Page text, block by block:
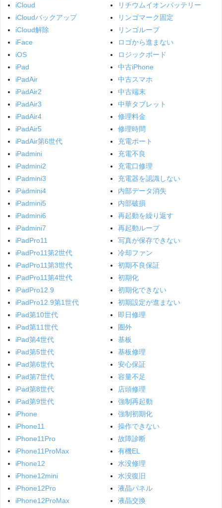
iCloud
iCloudバックアップ
iCloud解除
iFace
iOS
iPad
iPadAir
iPadAir2
iPadAir3
iPadAir4
iPadAir5
iPadAir第6世代
iPadmini
iPadmini2
iPadmini3
iPadmini4
iPadmini5
iPadmini6
iPadmini7
iPadPro11
iPadPro11第2世代
iPadPro11第3世代
iPadPro11第4世代
iPadPro12.9
iPadPro12.9第1世代
iPad第10世代
iPad第11世代
iPad第4世代
iPad第5世代
iPad第6世代
iPad第7世代
iPad第8世代
iPad第9世代
iPhone
iPhone11
iPhone11Pro
iPhone11ProMax
iPhone12
iPhone12mini
iPhone12Pro
iPhone12ProMax
リチウムイオンバッテリー
リンゴマーク固定
リンゴループ
ロゴから進まない
ロジックボード
中古iPhone
中古スマホ
中古端末
中華タブレット
修理料金
修理時間
充電ポート
充電不良
充電口修理
充電器を認識しない
内部データ消失
内部破損
再起動を繰り返す
再起動ループ
写真が保存できない
冷却ファン
初期不良保証
初期化
初期化できない
初期設定が進まない
即日修理
圏外
基板
基板修理
安心保証
容量不足
店頭修理
強制再起動
強制初期化
操作できない
故障診断
有機EL
水没修理
水没復旧
液晶パネル
液晶交換